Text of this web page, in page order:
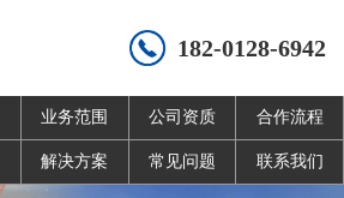
182-0128-6942
业务范围 公司资质 合作流程
解决方案 常见问题 联系我们